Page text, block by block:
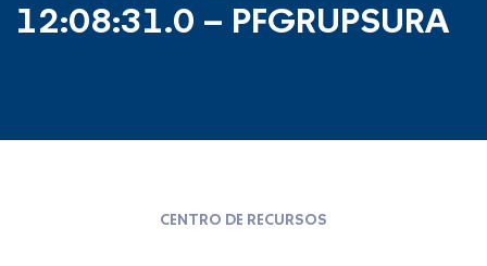
12:08:31.0 – PFGRUPSURA
CENTRO DE RECURSOS